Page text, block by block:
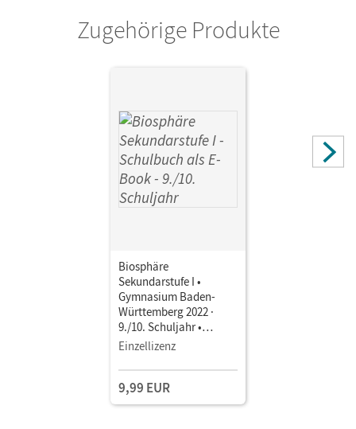
Zugehörige Produkte
Biosphäre
Sekundarstufe I •
Gymnasium Baden-
Württemberg 2022 ·
9./10. Schuljahr •
Schulbuch als E-Book
Einzellizenz
9,99 EUR